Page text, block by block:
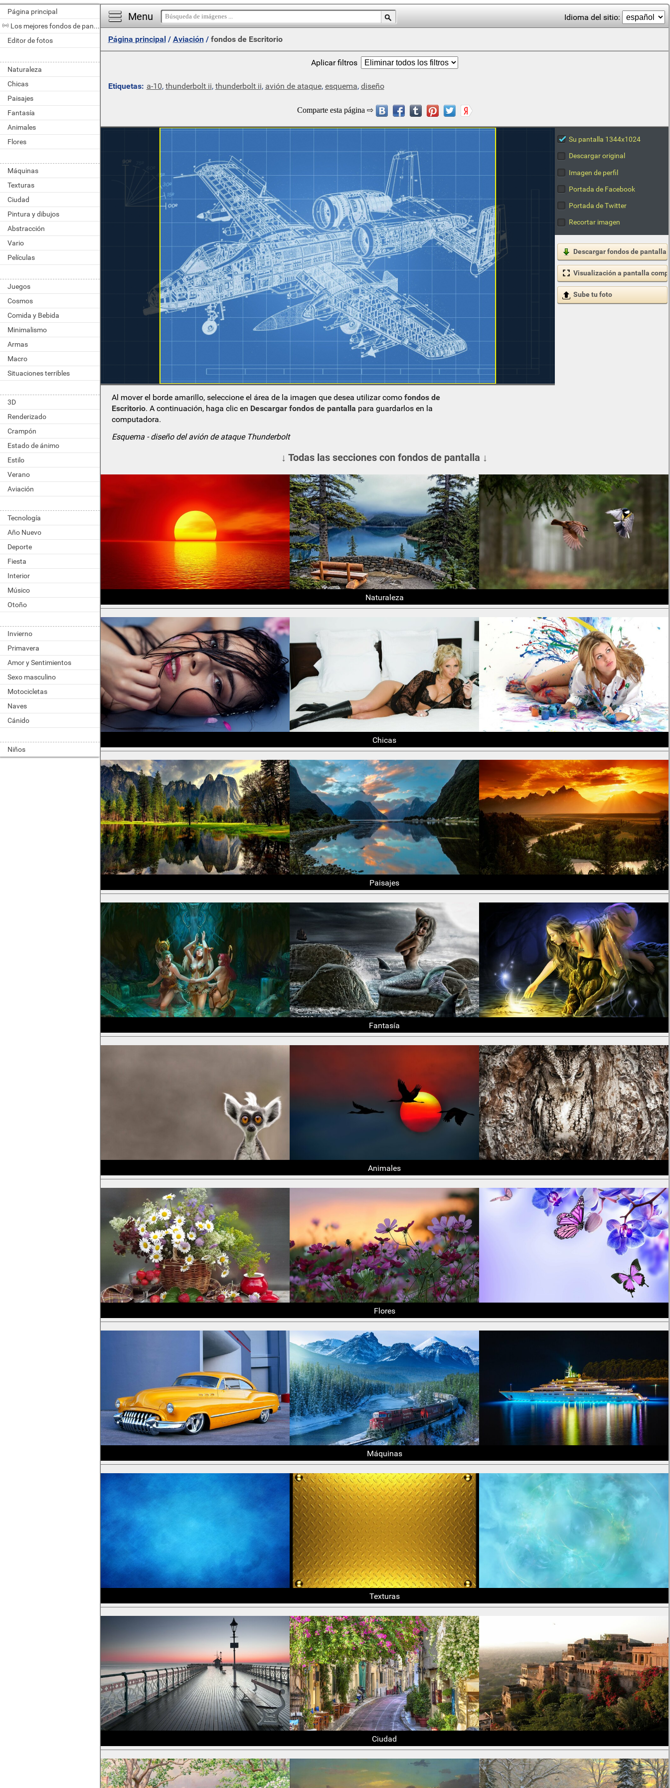
Página principal
Los mejores fondos de pantalla del día
Editor de fotos
Naturaleza
Chicas
Paisajes
Fantasía
Animales
Flores
Máquinas
Texturas
Ciudad
Pintura y dibujos
Abstracción
Vario
Películas
Juegos
Cosmos
Comida y Bebida
Minimalismo
Armas
Macro
Situaciones terribles
3D
Renderizado
Crampón
Estado de ánimo
Estilo
Verano
Aviación
Tecnología
Año Nuevo
Deporte
Fiesta
Interior
Músico
Otoño
Invierno
Primavera
Amor y Sentimientos
Sexo masculino
Motocicletas
Naves
Cánido
Niños
Menu Idioma del sitio:
Página principal/ Aviación/ fondos de Escritorio
Aplicar filtros
Etiquetas: a-10, thunderbolt ii, thunderbolt ii, avión de ataque, esquema, diseño
Su pantalla 1344x1024
Descargar original
Imagen de perfil
Portada de Facebook
Portada de Twitter
Recortar imagen
Descargar fondos de pantalla
Visualización a pantalla
Sube tu foto
Al mover el borde amarillo, seleccione el área de la imagen que desea utilizar comofondos de
Escritorio. A continuación, haga clic en Descargar fondos de pantalla para guardarlos en la
computadora.
Esquema - diseño del avión de ataque Thunderbolt
↓ Todas las secciones con fondos de pantalla ↓
Naturaleza
Chicas
Paisajes
Fantasía
Animales
Flores
Máquinas
Texturas
Ciudad